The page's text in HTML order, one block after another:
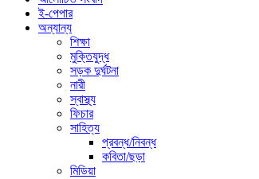
ই-পেপার
অন্যান্য
শিক্ষা
মুক্তিযুদ্ধ
সড়ক দুর্ঘটনা
নারী
স্বাস্থ্য
ফিচার
সাহিত্য
প্রবন্ধ/নিবন্ধ
কবিতা/ছড়া
মিডিয়া